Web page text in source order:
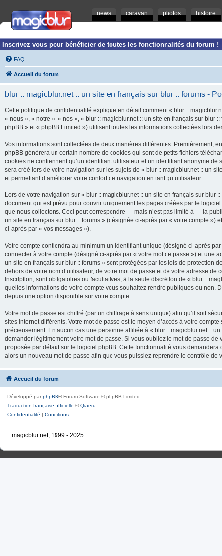
news caravan photos histoire
Inscrivez vous pour bénéficier de toutes les fonctionnalités du forum !
FAQ
Accueil du forum
blur :: magicblur.net :: un site en français sur blur :: forums -
Cette politique de confidentialité explique en détail comment « blur ::
« nous », « notre », « nos », « blur :: magicblur.net :: un site en français sur blur
phpBB » et « phpBB Limited ») utilisent toutes les informations collectées lors
Vos informations sont collectées de deux manières différentes. Premièrement,
phpBB génèrera un certain nombre de cookies qui sont de petits fichiers
cookies ne contiennent qu’un identifiant utilisateur et un identifiant anonyme
sera créé lors de votre navigation sur les sujets de « blur :: magicblur.net :: un
et permettant d’améliorer votre confort de navigation en tant qu’utilisateur.
Lors de votre navigation sur « blur :: magicblur.net :: un site en français sur
document qui est prévu pour couvrir uniquement les pages créées par le
que nous collectons. Ceci peut correspondre — mais n’est pas limité à — la
un site en français sur blur :: forums » (désignée ci-après par « votre compte
ci-après par « vos messages »).
Votre compte contiendra au minimum un identifiant unique (désigné ci-après
connecter à votre compte (désigné ci-après par « votre mot de passe ») et une
un site en français sur blur :: forums » sont protégées par les lois de protection
dehors de votre nom d’utilisateur, de votre mot de passe et de votre adresse
inscription, sont obligatoires ou facultatives, à la seule discrétion de « blur ::
quelles informations de votre compte vous souhaitez rendre publiques ou non.
depuis une option disponible sur votre compte.
Votre mot de passe est chiffré (par un chiffrage à sens unique) afin qu’il soit
sites internet différents. Votre mot de passe est le moyen d’accès à votre
précieusement. En aucun cas une personne affiliée à « blur :: magicblur.net ::
demander légitimement votre mot de passe. Si vous oubliez le mot de passe
proposée par défaut sur le logiciel phpBB. Cette fonctionnalité vous
alors un nouveau mot de passe afin que vous puissiez reprendre le contrôle de
Accueil du forum
Développé parphpBB® Forum Software © phpBB Limited
Traduction française officielle ©Qiaeru
Confidentialité | Conditions
magicblur.net, 1999 - 2025